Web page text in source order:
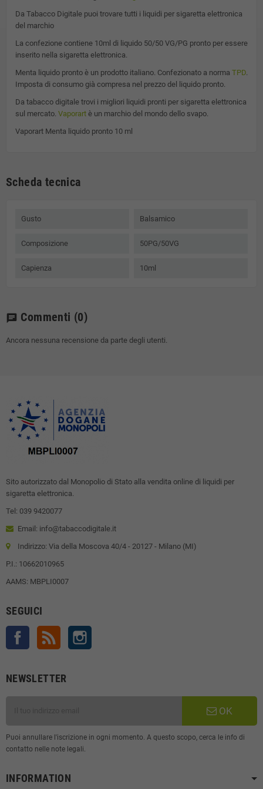
Da Tabacco Digitale puoi trovare tutti i liquidi per sigaretta elettronica
del marchio
La confezione contiene 10ml di liquido 50/50 VG/PG pronto per essere
inserito nella sigaretta elettronica.
Menta liquido pronto è un prodotto italiano. Confezionato a norma TPD.
Imposta di consumo già compresa nel prezzo del liquido pronto.
Da tabacco digitale trovi i migliori liquidi pronti per sigaretta elettronica
sul mercato. Vaporart è un marchio del mondo dello svapo.
Vaporart Menta liquido pronto 10 ml
Scheda tecnica
Gusto Balsamico
Composizione 50PG/50VG
Capienza 10ml
chat Commenti (0)
Ancora nessuna recensione da parte degli utenti.
Sito autorizzato dal Monopolio di Stato alla vendita online di liquidi per
sigaretta elettronica.
Tel: 039 9420077
Email: info@tabaccodigitale.it
Indirizzo: Via della Moscova 40/4 - 20127 - Milano (MI)
P.I.: 10662010965
AAMS: MBPLI0007
SEGUICI
Facebook Rss
NEWSLETTER
OK
Puoi annullare l'iscrizione in ogni momento. A questo scopo, cerca le info di
contatto nelle note legali.
INFORMATION